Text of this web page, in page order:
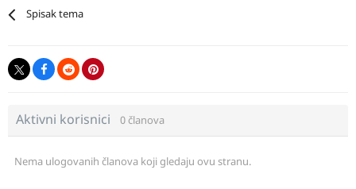
Spisak tema
Aktivni korisnici 0 članova
Nema ulogovanih članova koji gledaju ovu stranu.